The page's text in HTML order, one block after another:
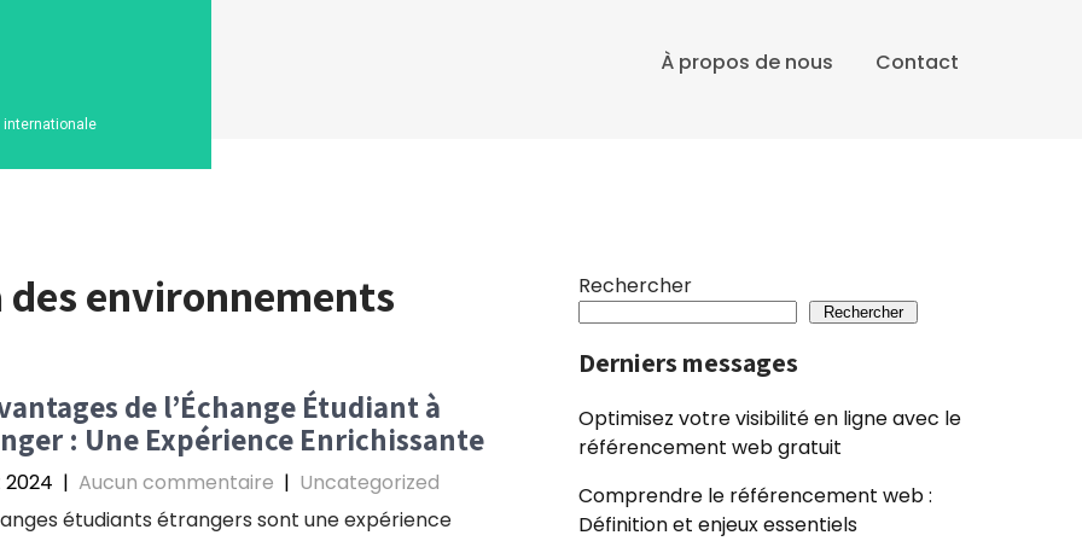
internationale
À propos de nous Contact
environnements
de l’Échange Étudiant à
: Une Expérience Enrichissante
2024 | Aucun commentaire | Uncategorized
étudiants étrangers sont une expérience
Rechercher
Rechercher
Derniers messages
Optimisez votre visibilité en ligne avec le
référencement web gratuit
Comprendre le référencement web :
Définition et enjeux essentiels